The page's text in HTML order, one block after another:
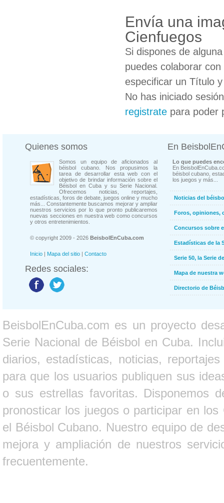
Envía una
Cienfuegos
Si dispones de
puedes colaborar
especificar un Título
No has iniciado
registrate para poder
Quienes somos
Somos un equipo de aficionados al
béisbol cubano. Nos propusimos la
tarea de desarrollar esta web con el
objetivo de brindar información sobre el
Béisbol en Cuba y su Serie Nacional.
Ofrecemos noticias, reportajes,
estadísticas, foros de debate, juegos online y mucho
más... Constantemente buscamos mejorar y ampliar
nuestros servicios por lo que pronto publicaremos
nuevas secciones en nuestra web como concursos
y otros entretenimientos.
© copyright 2009 - 2026 BeisbolEnCuba.com
Inicio | Mapa del sitio | Contacto
Redes sociales:
En
Lo que puedes
En
béisbol cubano,
los juegos y más...
Noticias del
Foros, opiniones,
Concursos sobre
Estadísticas de la
Serie 50, la Serie
Mapa de nuestra
Directorio de
BeisbolEnCuba.com es un proyecto
Serie Nacional de Béisbol en Cuba.
diarios, estadísticas, noticias,
para que los usuarios publiquen sus
o sus estrellas favoritas. Disponemos
pronosticar los juegos o participar en
el Béisbol Cubano. Nuestro equipo de
mejora y ampliación de nuestros
frecuentemente.